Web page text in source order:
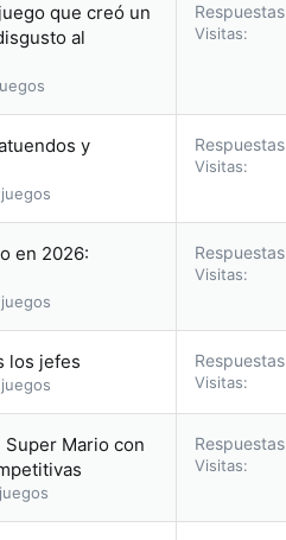
que creó un
al
Respuestas
Visitas
y
Respuestas
Visitas
en 2026:
Respuestas
Visitas
los jefes Respuestas
Visitas
Mario con
Respuestas
Visitas